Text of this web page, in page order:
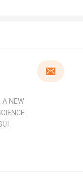
A NEW